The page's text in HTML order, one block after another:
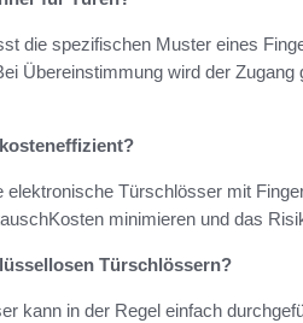
die spezifischen Muster eines
Übereinstimmung wird der Zugang
Türschlösser mit
minimieren und das
Türschlössern?
kann in der Regel einfach